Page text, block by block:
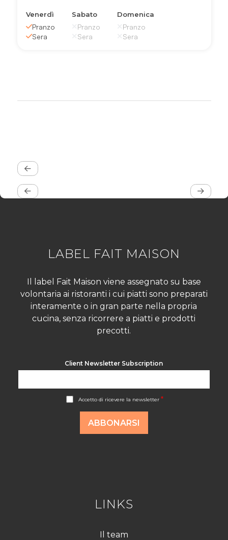
Venerdì
Pranzo
Sera
Sabato
Pranzo
Sera
Domenica
Pranzo
Sera
LABEL FAIT MAISON
Il label Fait Maison viene assegnato su base
volontaria ai ristoranti i cui piatti sono preparati
interamente o in gran parte nella propria
cucina, senza ricorrere a piatti e prodotti
precotti.
Client Newsletter Subscription
Accetto di ricevere la newsletter *
ABBONARSI
LINKS
Il team